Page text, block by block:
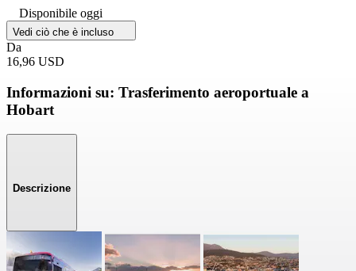
Disponibile oggi
Vedi ciò che è incluso
Da
16,96 USD
Informazioni su: Trasferimento aeroportuale a
Hobart
Descrizione